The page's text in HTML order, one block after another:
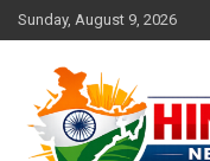
Skip
to
Sunday, August 9, 2026